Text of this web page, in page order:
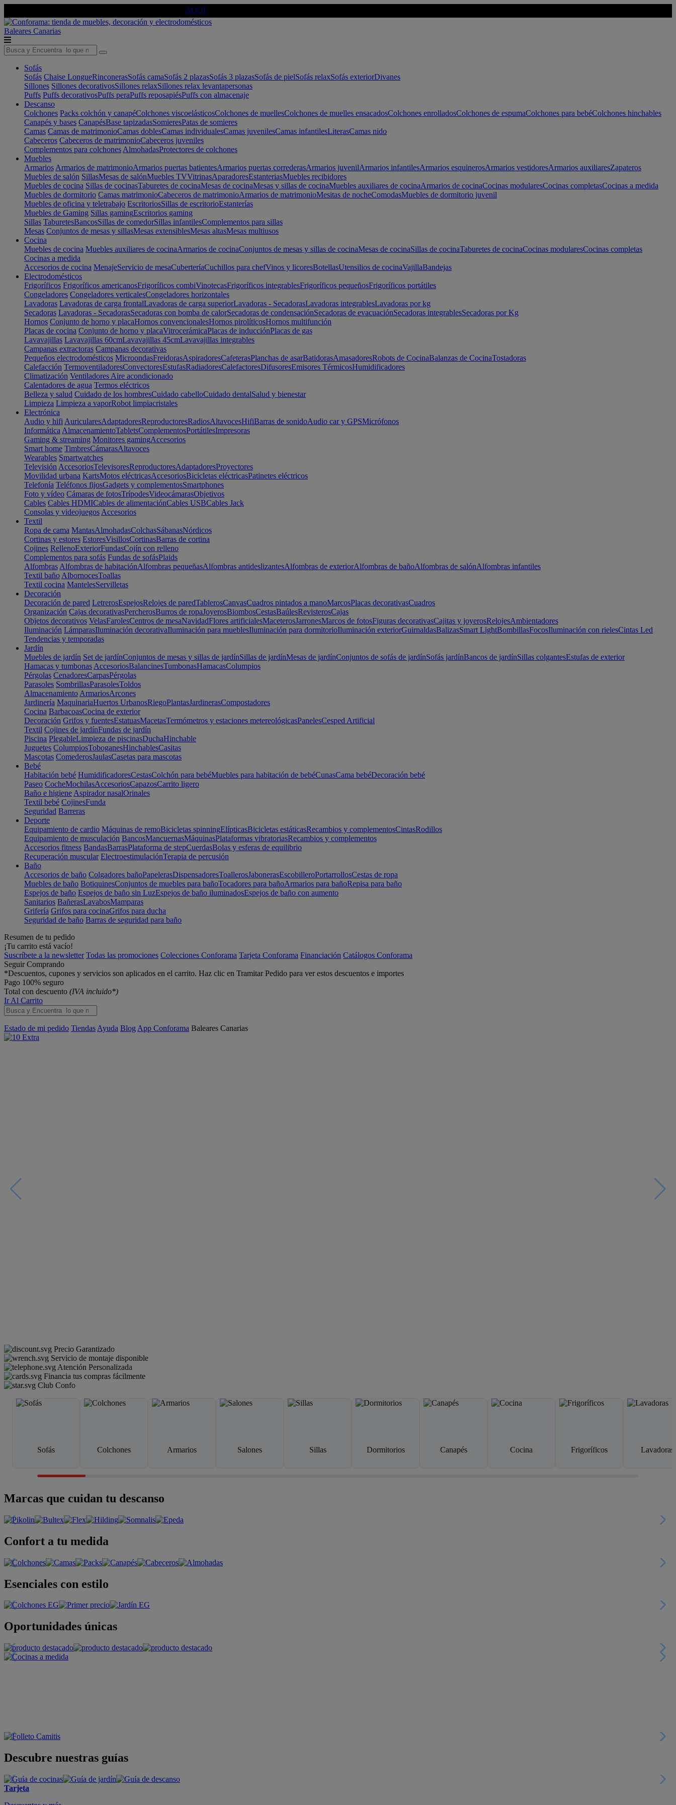
AQUÍ
Baleares Canarias
Sofás
Sofás Chaise LongueRinconerasSofás camaSofás 2 plazasSofás 3 plazasSofás de pielSofás relaxSofás exteriorDivanes
Sillones Sillones decorativosSillones relaxSillones relax levantapersonas
Puffs Puffs decorativosPuffs peraPuffs reposapiésPuffs con almacenaje
Descanso
Colchones Packs colchón y canapéColchones viscoelásticosColchones de muellesColchones de muelles ensacadosColchones enrolladosColchones de espumaColchones para bebéColchones hinchables
Canapés y bases CanapésBase tapizadasSomieresPatas de somieres
Camas Camas de matrimonioCamas doblesCamas individualesCamas juvenilesCamas infantilesLiterasCamas nido
Cabeceros Cabeceros de matrimonioCabeceros juveniles
Complementos para colchones AlmohadasProtectores de colchones
Muebles
Armarios Armarios de matrimonioArmarios puertas batientesArmarios puertas correderasArmarios juvenilArmarios infantilesArmarios esquinerosArmarios vestidoresArmarios auxiliaresZapateros
Muebles de salón SillasMesas de salónMuebles TVVitrinasAparadoresEstanteriasMuebles recibidores
Muebles de cocina Sillas de cocinasTaburetes de cocinaMesas de cocinaMesas y sillas de cocinaMuebles auxiliares de cocinaArmarios de cocinaCocinas modularesCocinas completasCocinas a medida
Muebles de dormitorio Camas matrimonioCabeceros de matrimonioArmarios de matrimonioMesitas de nocheComodasMuebles de dormitorio juvenil
Muebles de oficina y teletrabajo EscritoriosSillas de escritorioEstanterías
Muebles de Gaming Sillas gamingEscritorios gaming
Sillas TaburetesBancosSillas de comedorSillas infantilesComplementos para sillas
Mesas Conjuntos de mesas y sillasMesas extensiblesMesas altasMesas multiusos
Cocina
Muebles de cocina Muebles auxiliares de cocinaArmarios de cocinaConjuntos de mesas y sillas de cocinaMesas de cocinaSillas de cocinaTaburetes de cocinaCocinas modularesCocinas completas
Cocinas a medida
Accesorios de cocina MenajeServicio de mesaCuberteríaCuchillos para chefVinos y licoresBotellasUtensilios de cocinaVajillaBandejas
Electrodomésticos
Frigoríficos Frigoríficos americanosFrigoríficos combiVinotecasFrigoríficos integrablesFrigoríficos pequeñosFrigoríficos portátiles
Congeladores Congeladores verticalesCongeladores horizontales
Lavadoras Lavadoras de carga frontalLavadoras de carga superiorLavadoras - SecadorasLavadoras integrablesLavadoras por kg
Secadoras Lavadoras - SecadorasSecadoras con bomba de calorSecadoras de condensaciónSecadoras de evacuaciónSecadoras integrablesSecadoras por Kg
Hornos Conjunto de horno y placaHornos convencionalesHornos pirolíticosHornos multifunción
Placas de cocina Conjunto de horno y placaVitrocerámicaPlacas de inducciónPlacas de gas
Lavavajillas Lavavajillas 60cmLavavajillas 45cmLavavajillas integrables
Campanas extractoras Campanas decorativas
Pequeños electrodomésticos MicroondasFreidorasAspiradoresCafeterasPlanchas de asarBatidorasAmasadoresRobots de CocinaBalanzas de CocinaTostadoras
Calefacción TermoventiladoresConvectoresEstufasRadiadoresCalefactoresDifusoresEmisores TérmicosHumidificadores
Climatización Ventiladores Aire acondicionado
Calentadores de agua Termos eléctricos
Belleza y salud Cuidado de los hombresCuidado cabelloCuidado dentalSalud y bienestar
Limpieza Limpieza a vaporRobot limpiacristales
Electrónica
Audio y hifi AuricularesAdaptadoresReproductoresRadiosAltavocesHifiBarras de sonidoAudio car y GPSMicrófonos
Informática AlmacenamientoTabletsComplementosPortátilesImpresoras
Gaming & streaming Monitores gamingAccesorios
Smart home TimbresCámarasAltavoces
Wearables Smartwatches
Televisión AccesoriosTelevisoresReproductoresAdaptadoresProyectores
Movilidad urbana KartsMotos eléctricasAccesoriosBicicletas eléctricasPatinetes eléctricos
Telefonía Teléfonos fijosGadgets y complementosSmartphones
Foto y vídeo Cámaras de fotosTrípodesVideocámarasObjetivos
Cables Cables HDMICables de alimentaciónCables USBCables Jack
Consolas y videojuegos Accesorios
Textil
Ropa de cama MantasAlmohadasColchasSábanasNórdicos
Cortinas y estores EstoresVisillosCortinasBarras de cortina
Cojines RellenoExteriorFundasCojín con relleno
Complementos para sofás Fundas de sofásPlaids
Alfombras Alfombras de habitaciónAlfombras pequeñasAlfombras antideslizantesAlfombras de exteriorAlfombras de bañoAlfombras de salónAlfombras infantiles
Textil baño AlbornocesToallas
Textil cocina MantelesServilletas
Decoración
Decoración de pared LetrerosEspejosRelojes de paredTablerosCanvasCuadros pintados a manoMarcosPlacas decorativasCuadros
Organización Cajas decorativasPercherosBurros de ropaJoyerosBiombosCestasBaúlesRevisterosCajas
Objetos decorativos VelasFarolesCentros de mesaNavidadFlores artificialesMaceterosJarronesMarcos de fotosFiguras decorativasCajitas y joyerosRelojesAmbientadores
Iluminación LámparasIluminación decorativaIluminación para mueblesIluminación para dormitorioIluminación exteriorGuirnaldasBalizasSmart LightBombillasFocosIluminación con rielesCintas Led
Tendencias y temporadas
Jardín
Muebles de jardín Set de jardínConjuntos de mesas y sillas de jardínSillas de jardínMesas de jardínConjuntos de sofás de jardínSofás jardínBancos de jardínSillas colgantesEstufas de exterior
Hamacas y tumbonas AccesoriosBalancinesTumbonasHamacasColumpios
Pérgolas CenadoresCarpasPérgolas
Parasoles SombrillasParasolesToldos
Almacenamiento ArmariosArcones
Jardinería MaquinariaHuertos UrbanosRiegoPlantasJardinerasCompostadores
Cocina BarbacoasCocina de exterior
Decoración Grifos y fuentesEstatuasMacetasTermómetros y estaciones metereológicasPanelesCesped Artificial
Textil Cojines de jardínFundas de jardín
Piscina PlegableLimpieza de piscinasDuchaHinchable
Juguetes ColumpiosToboganesHinchablesCasitas
Mascotas ComederosJaulasCasetas para mascotas
Bebé
Habitación bebé HumidificadoresCestasColchón para bebéMuebles para habitación de bebéCunasCama bebéDecoración bebé
Paseo CocheMochilasAccesoriosCapazosCarrito ligero
Baño e higiene Aspirador nasalOrinales
Textil bebé CojinesFunda
Seguridad Barreras
Deporte
Equipamiento de cardio Máquinas de remoBicicletas spinningElípticasBicicletas estáticasRecambios y complementosCintasRodillos
Equipamiento de musculación BancosMancuernasMáquinasPlataformas vibratoriasRecambios y complementos
Accesorios fitness BandasBarrasPlataforma de stepCuerdasBolas y esferas de equilibrio
Recuperación muscular ElectroestimulaciónTerapia de percusión
Baño
Accesorios de baño Colgadores bañoPapelerasDispensadoresToallerosJabonerasEscobilleroPortarrollosCestas de ropa
Muebles de baño BotiquinesConjuntos de muebles para bañoTocadores para bañoArmarios para bañoRepisa para baño
Espejos de baño Espejos de baño sin LuzEspejos de baño iluminadosEspejos de baño con aumento
Sanitarios BañerasLavabosMamparas
Grifería Grifos para cocinaGrifos para ducha
Seguridad de baño Barras de seguridad para baño
Resumen de tu pedido
¡Tu carrito está vacío!
Suscríbete a la newsletter Todas las promociones Colecciones Conforama Tarjeta Conforama Financiación Catálogos Conforama
Seguir Comprando
*Descuentos, cupones y servicios son aplicados en el carrito. Haz clic en Tramitar Pedido para ver estos descuentos e importes
Pago 100% seguro
Total con descuento (IVA incluido*)
Ir Al Carrito
Estado de mi pedido Tiendas Ayuda Blog App Conforama Baleares Canarias
Precio Garantizado
Servicio de montaje disponible
Atención Personalizada
Financia tus compras fácilmente
Club Confo
Sofás Colchones Armarios Salones Sillas Dormitorios Canapés Cocina Frigoríficos Lavadoras
Marcas que cuidan tu descanso
Confort a tu medida
Esenciales con estilo
Oportunidades únicas
Descubre nuestras guías
Tarjeta